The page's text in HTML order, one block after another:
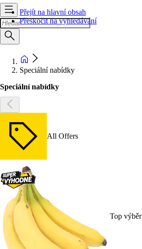
Přejít na hlavní obsah
Přeskočit na vyhledávání
Speciální nabídky
Speciální nabídky
All Offers
Top výběr